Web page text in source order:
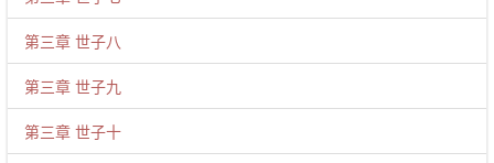
第三章 世子八
第三章 世子九
第三章 世子十